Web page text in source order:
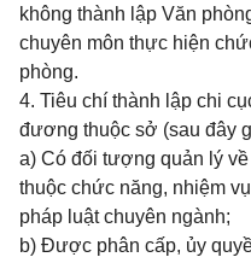
không thành lập Văn
chuyên môn thực hiện
phòng.
4. Tiêu chí thành lập chi
đương thuộc sở (sau đây
a) Có đối tượng quản lý
thuộc chức năng, nhiệm
pháp luật chuyên ngành;
b) Được phân cấp, ủy